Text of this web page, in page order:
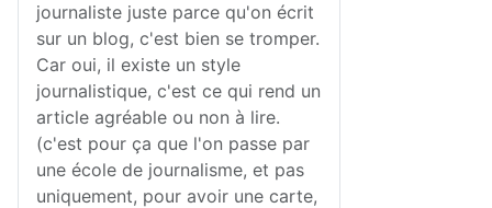
journaliste juste parce qu'on écrit
sur un blog, c'est bien se tromper.
Car oui, il existe un style
journalistique, c'est ce qui rend un
article agréable ou non à lire.
(c'est pour ça que l'on passe par
une école de journalisme, et pas
uniquement, pour avoir une carte,